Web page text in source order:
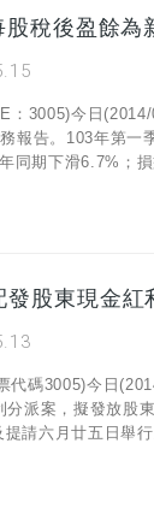
稅後盈餘為
：3005)今日
報告。103年第一
同期下滑6.7%；
股東現金紅
代碼3005)今日
派案，擬發放股
請六月廿五日舉